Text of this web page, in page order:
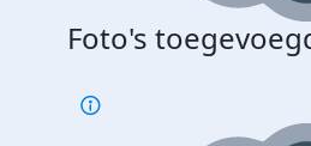
Foto's